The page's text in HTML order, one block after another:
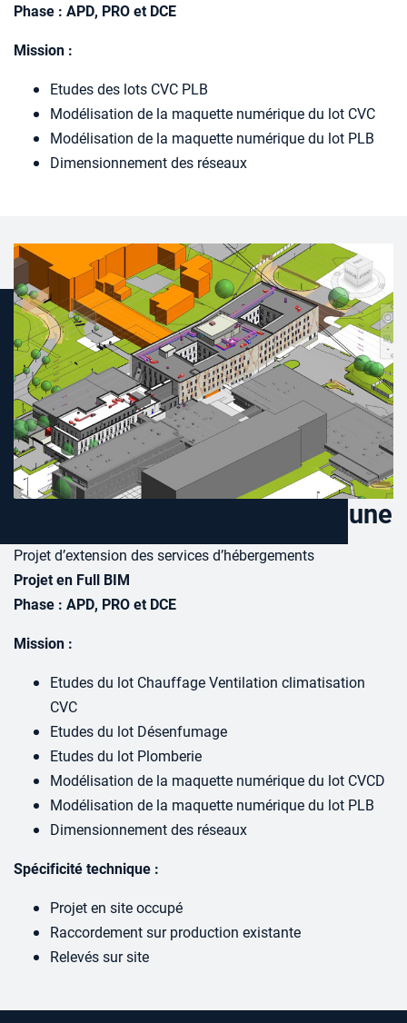
Phase : APD, PRO et DCE
Mission :
Etudes des lots CVC PLB
Modélisation de la maquette numérique du lot CVC
Modélisation de la maquette numérique du lot PLB
Dimensionnement des réseaux
Projet Hospices Civil de Beaune
Projet d’extension des services d’hébergements
Projet en Full BIM
Phase : APD, PRO et DCE
Mission :
Etudes du lot Chauffage Ventilation climatisation
CVC
Etudes du lot Désenfumage
Etudes du lot Plomberie
Modélisation de la maquette numérique du lot CVCD
Modélisation de la maquette numérique du lot PLB
Dimensionnement des réseaux
Spécificité technique :
Projet en site occupé
Raccordement sur production existante
Relevés sur site